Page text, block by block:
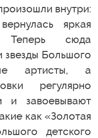
внутри:
яркая
Теперь сюда
звезды Большого
артисты, а
регулярно
и завоевывают
как «Золотая
детского